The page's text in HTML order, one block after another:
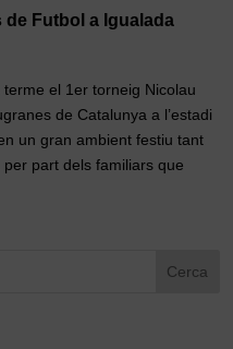
de Futbol a Igualada
el 1er torneig Nicolau
de Catalunya a l’estadi
un gran ambient festiu tant
part dels familiars que